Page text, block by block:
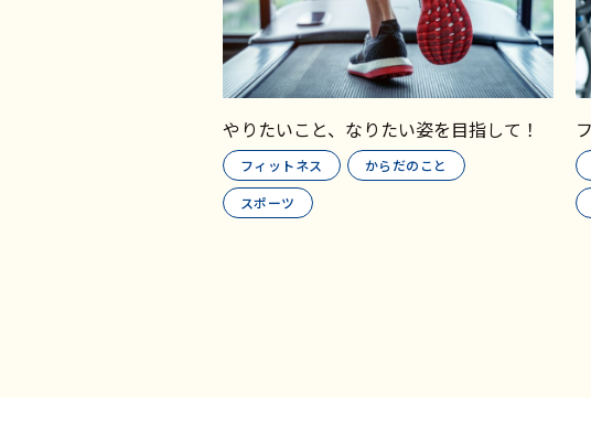
やりたいこと、なりたい姿を目指して！
フィットネス
からだのこと
スポーツ